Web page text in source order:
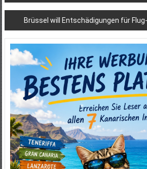
Brüssel will Entschädigungen für